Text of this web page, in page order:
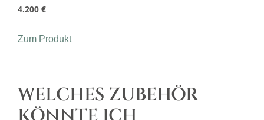
4.200 €
Zum Produkt
WELCHES ZUBEHÖR